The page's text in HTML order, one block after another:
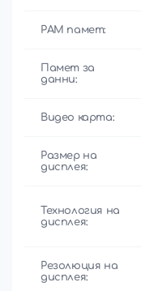
РАМ памет:
Памет за
данни:
Видео карта:
Размер на
дисплея:
Технология на
дисплея:
Резолюция на
дисплея: